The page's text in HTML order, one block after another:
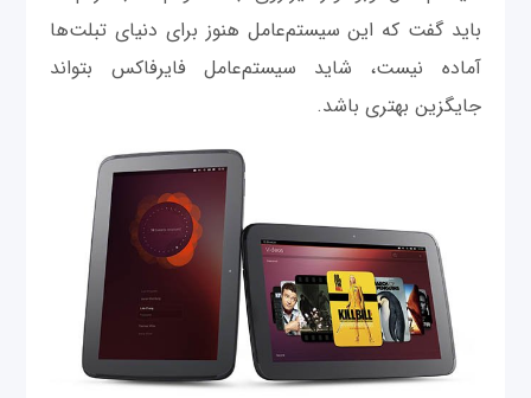
باید گفت که این سیستم‌عامل هنوز برای دنیای تبلت‌ها
آماده نیست، شاید سیستم‌عامل فایرفاکس بتواند
جایگزین بهتری باشد.